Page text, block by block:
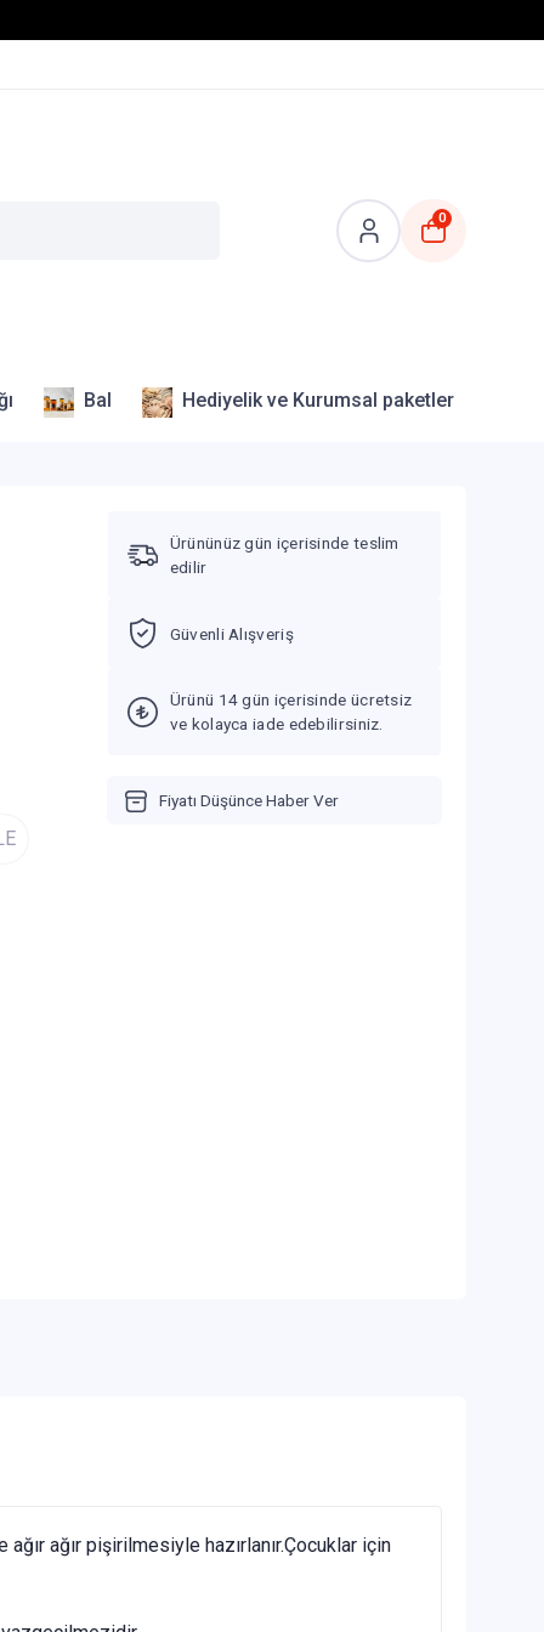
0
Bal Hediyelik ve Kurumsal paketler
Ürününüz gün içerisinde teslim
edilir
Güvenli Alışveriş
Ürünü 14 gün içerisinde ücretsiz
ve kolayca iade edebilirsiniz.
Fiyatı Düşünce Haber Ver
ağır pişirilmesiyle hazırlanır.Çocuklar için